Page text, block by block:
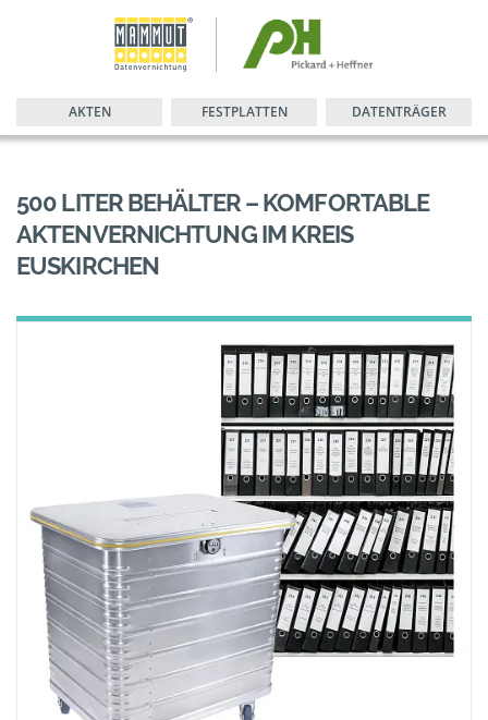
AKTEN FESTPLATTEN DATENTRÄGER
500 LITER BEHÄLTER – KOMFORTABLE
AKTENVERNICHTUNG IM KREIS
EUSKIRCHEN